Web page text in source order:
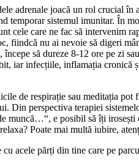
adrenale joacă un rol crucial în
sistemul imunitar. În
cele care ne fac să intervenim
fiindcă nu ai nevoie să digeri
să dureze 8-12 ore pe zi
iar infecțiile, inflamația cronică
de respirație sau meditația pot
Din perspectiva terapiei
muncă…“, e posibil să îți
Poate mai multă iubire,
acele părți din tine care pe